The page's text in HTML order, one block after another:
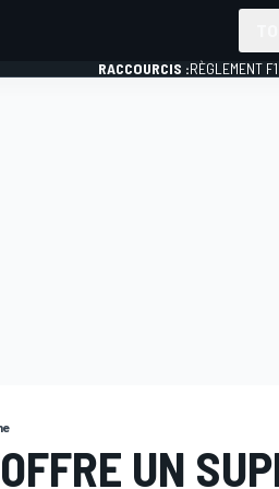
RACCOURCIS :RÈGLEMENT
UN